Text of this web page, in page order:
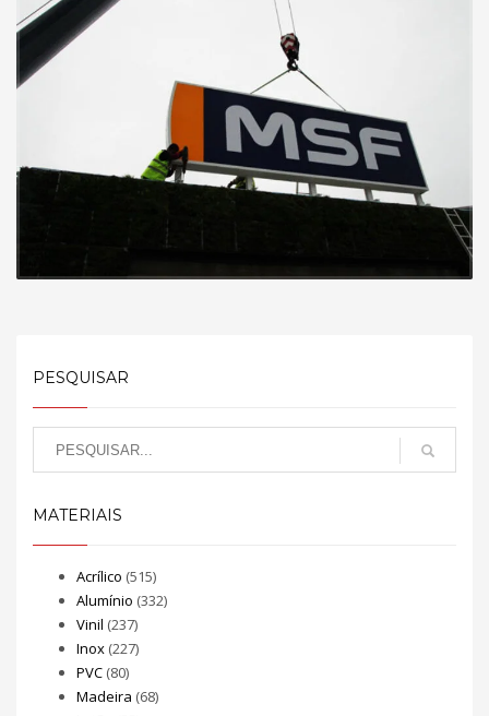
PESQUISAR
MATERIAIS
Acrílico (515)
Alumínio (332)
Vinil (237)
Inox (227)
PVC (80)
Madeira (68)